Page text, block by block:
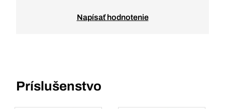
Napísať hodnotenie
Príslušenstvo